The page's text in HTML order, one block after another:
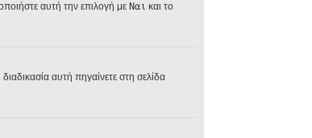
αυτή την επιλογή με Ναι και το
αυτή πηγαίνετε στη σελίδα